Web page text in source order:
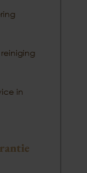
reiniging
in